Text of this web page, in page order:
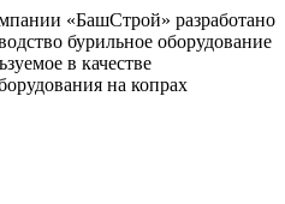
«БашСтрой» разработано
бурильное оборудование
в качестве
на копрах